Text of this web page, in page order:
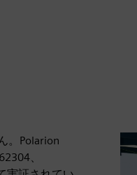
。Polarion
、